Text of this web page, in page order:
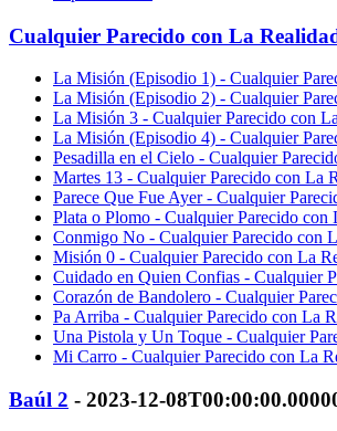
Cualquier Parecido con La
La Misión (Episodio 1) - Cualquier
La Misión (Episodio 2) - Cualquier
La Misión 3 - Cualquier Parecido con
La Misión (Episodio 4) - Cualquier
Pesadilla en el Cielo - Cualquier
Martes 13 - Cualquier Parecido con La
Parece Que Fue Ayer - Cualquier
Plata o Plomo - Cualquier Parecido con
Conmigo No - Cualquier Parecido con
Misión 0 - Cualquier Parecido con La
Cuidado en Quien Confias - Cualquier
Corazón de Bandolero - Cualquier
Pa Arriba - Cualquier Parecido con La
Una Pistola y Un Toque - Cualquier
Mi Carro - Cualquier Parecido con La
Baúl 2 - 2023-12-